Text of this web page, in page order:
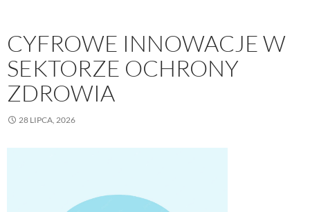
CYFROWE INNOWACJE W
SEKTORZE OCHRONY
ZDROWIA
28 LIPCA, 2026